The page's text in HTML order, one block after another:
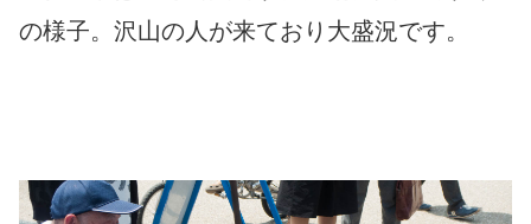
の様子。沢山の人が来ており大盛況です。